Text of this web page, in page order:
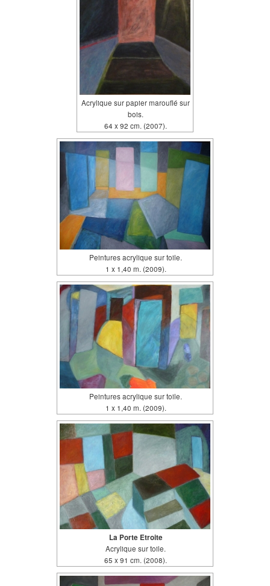
Acrylique sur papier marouflé sur
bois.
64 x 92 cm. (2007).
Peintures acrylique sur toile.
1 x 1,40 m. (2009).
Peintures acrylique sur toile.
1 x 1,40 m. (2009).
La Porte Etroite
Acrylique sur toile.
65 x 91 cm. (2008).